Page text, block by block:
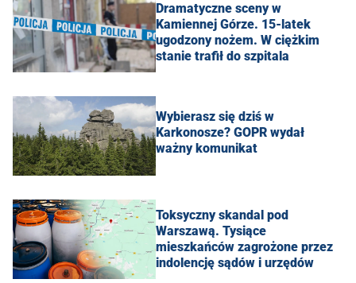
Dramatyczne sceny w
Kamiennej Górze. 15-latek
ugodzony nożem. W ciężkim
stanie trafił do szpitala
Wybierasz się dziś w
Karkonosze? GOPR wydał
ważny komunikat
Toksyczny skandal pod
Warszawą. Tysiące
mieszkańców zagrożone przez
indolencję sądów i urzędów